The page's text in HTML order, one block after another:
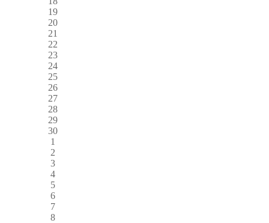
19
20
21
22
23
24
25
26
27
28
29
30
1
2
3
4
5
6
7
8